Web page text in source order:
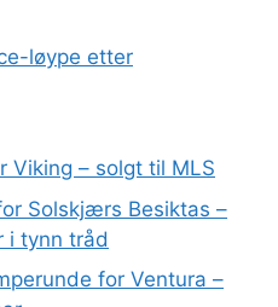
løype etter
Viking – solgt til MLS
Solskjærs Besiktas –
i tynn tråd
for Ventura –